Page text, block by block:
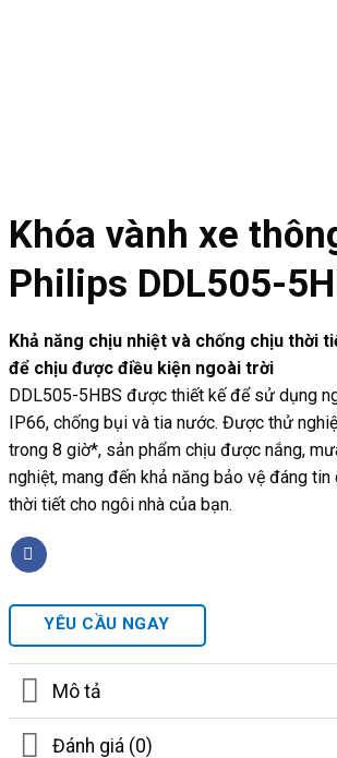
Khóa vành xe
Philips DDL505-
Khả năng chịu nhiệt và chống chịu thời
để chịu được điều kiện ngoài trời
DDL505-5HBS được thiết kế để sử dụng
IP66, chống bụi và tia nước. Được thử
trong 8 giờ*, sản phẩm chịu được nắng,
nghiệt, mang đến khả năng bảo vệ đáng
thời tiết cho ngôi nhà của bạn.
YÊU CẦU NGAY
Mô tả
Đánh giá (0)